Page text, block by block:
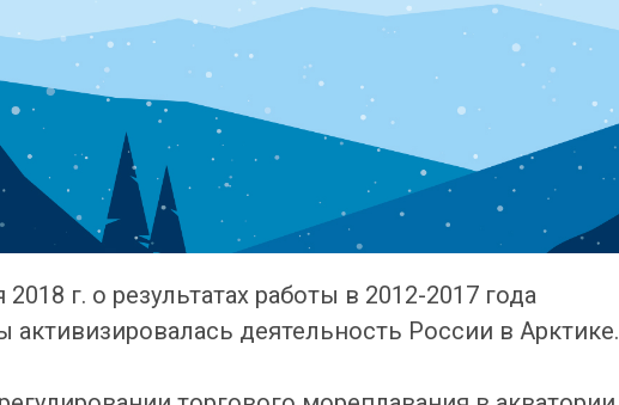
г. о результатах работы в 2012-2017 года
деятельность России в Арктике.